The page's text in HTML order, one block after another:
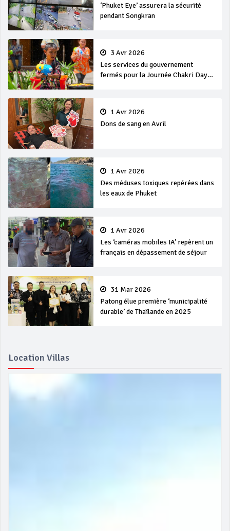
‘Phuket Eye’ assurera la sécurité
pendant Songkran
3 Avr 2026
Les services du gouvernement
fermés pour la Journée Chakri Day
1 Avr 2026
Dons de sang en Avril
1 Avr 2026
Des méduses toxiques repérées dans
les eaux de Phuket
1 Avr 2026
Les ‘caméras mobiles IA’ repèrent un
français en dépassement de séjour
31 Mar 2026
Patong élue première ‘municipalité
durable’ de Thaïlande en 2025
Location Villas